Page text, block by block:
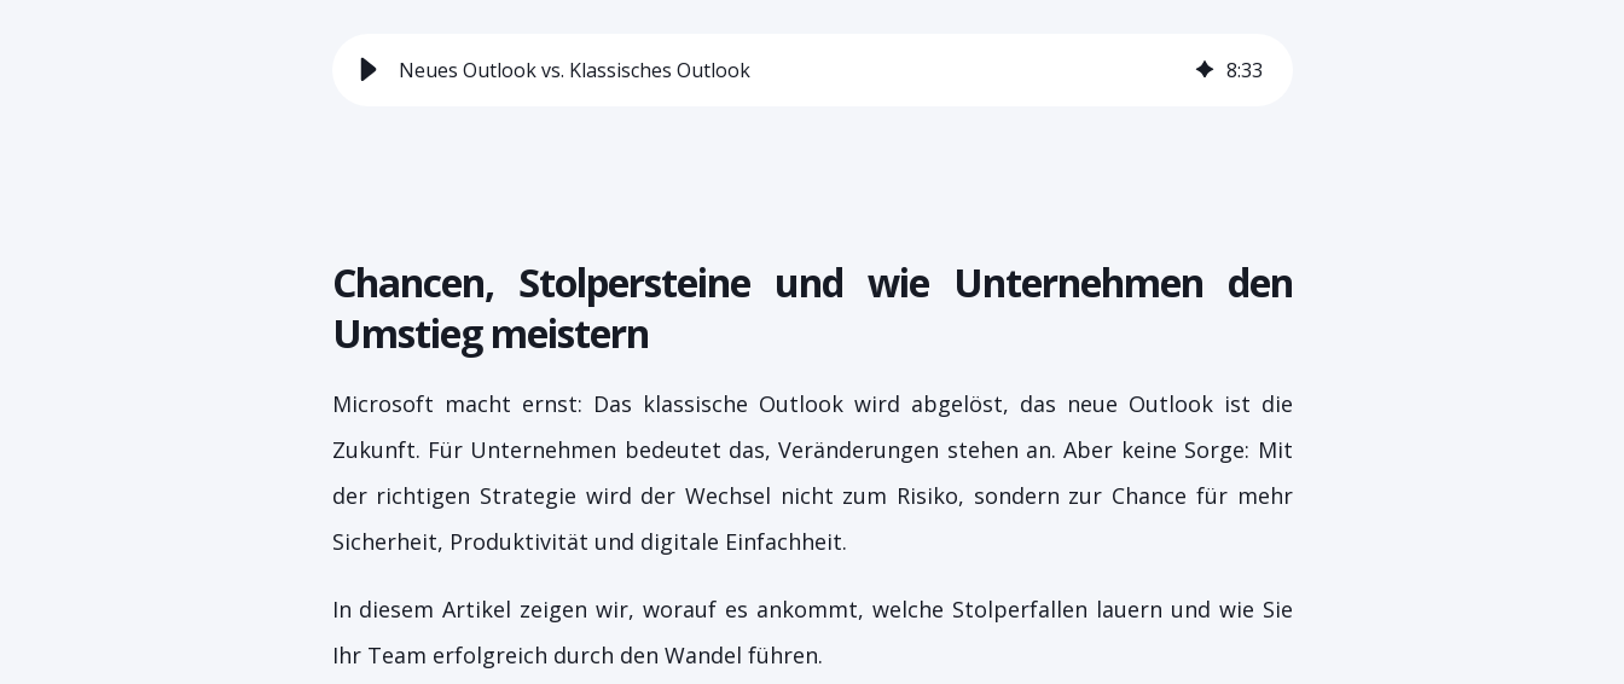
Neues Outlook vs. Klassisches Outlook 8:33
Chancen, Stolpersteine und wie Unternehmen den
Umstieg meistern
Microsoft macht ernst: Das klassische Outlook wird abgelöst, das neue Outlook ist die
Zukunft. Für Unternehmen bedeutet das, Veränderungen stehen an. Aber keine Sorge: Mit
der richtigen Strategie wird der Wechsel nicht zum Risiko, sondern zur Chance für mehr
Sicherheit, Produktivität und digitale Einfachheit.
In diesem Artikel zeigen wir, worauf es ankommt, welche Stolperfallen lauern und wie Sie
Ihr Team erfolgreich durch den Wandel führen.